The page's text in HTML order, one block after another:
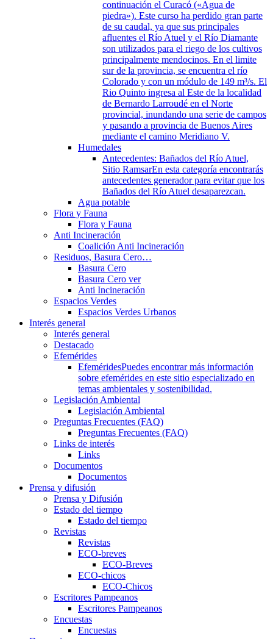
continuación el Curacó («Agua de
piedra»). Este curso ha perdido gran parte
de su caudal, ya que sus principales
afluentes el Río Atuel y el Río Diamante
son utilizados para el riego de los cultivos
principalmente mendocinos. En el limite
sur de la provincia, se encuentra el río
Colorado y con un módulo de 149 m³/s. El
Rio Quinto ingresa al Este de la localidad
de Bernardo Larroudé en el Norte
provincial, inundando una serie de campos
y pasando a provincia de Buenos Aires
mediante el camino Meridiano V.
Humedales
Antecedentes: Bañados del Río Atuel,
Sitio RamsarEn esta categoría encontrarás
antecedentes generador para evitar que los
Bañados del Río Atuel desaparezcan.
Agua potable
Flora y Fauna
Flora y Fauna
Anti Incineración
Coalición Anti Incineración
Residuos, Basura Cero…
Basura Cero
Basura Cero ver
Anti Incineración
Espacios Verdes
Espacios Verdes Urbanos
Interés general
Interés general
Destacado
Efemérides
EfeméridesPuedes encontrar más información
sobre efemérides en este sitio especializado en
temas ambientales y sostenibilidad.
Legislación Ambiental
Legislación Ambiental
Preguntas Frecuentes (FAQ)
Preguntas Frecuentes (FAQ)
Links de interés
Links
Documentos
Documentos
Prensa y difusión
Prensa y Difusión
Estado del tiempo
Estado del tiempo
Revistas
Revistas
ECO-breves
ECO-Breves
ECO-chicos
ECO-Chicos
Escritores Pampeanos
Escritores Pampeanos
Encuestas
Encuestas